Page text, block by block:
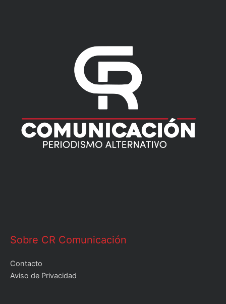
Sobre CR Comunicación
Contacto
Aviso de Privacidad